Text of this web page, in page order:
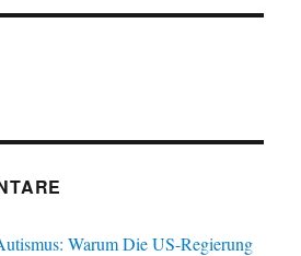
Warum Die US-Regierung